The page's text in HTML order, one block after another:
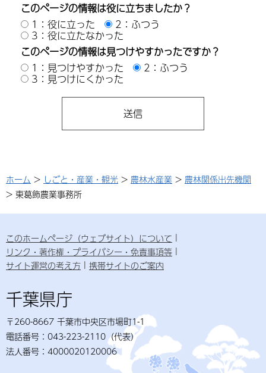
このページの情報は役に立ちましたか？
1：役に立った
2：ふつう
3：役に立たなかった
このページの情報は見つけやすかったですか？
1：見つけやすかった
2：ふつう
3：見つけにくかった
ホーム > しごと・産業・観光 > 農林水産業 > 農林関係出先機関
> 東葛飾農業事務所
このホームページ（ウェブサイト）について
リンク・著作権・プライバシー・免責事項等
サイト運営の考え方
携帯サイトのご案内
千葉県庁
〒260-8667 千葉市中央区市場町1-1
電話番号：043-223-2110（代表）
法人番号：4000020120006